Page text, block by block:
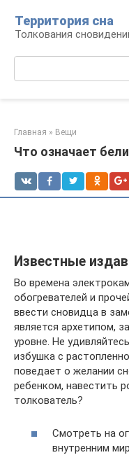
контенту
Территория сна
Толкования
Главная » Вещи
Что означает
Известные
Во времена
обогревателей и
ввести сновидца в
является архетипом,
уровне. Не
избушка с
поведает о желании
ребенком, навестить
толкователь?
Смотреть на
внутренним